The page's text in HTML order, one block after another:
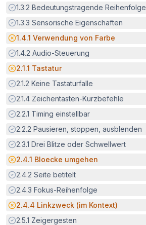
Erfüllt:
1.3.2 Bedeutungstragende Reihenfolge
Erfüllt:
1.3.3 Sensorische Eigenschaften
Potenzielle Barriere:
1.4.1 Verwendung von Farbe
Erfüllt:
1.4.2 Audio-Steuerung
Potenzielle Barriere:
2.1.1 Tastatur
Erfüllt:
2.1.2 Keine Tastaturfalle
Erfüllt:
2.1.4 Zeichentasten-Kurzbefehle
Erfüllt:
2.2.1 Timing einstellbar
Erfüllt:
2.2.2 Pausieren, stoppen, ausblenden
Erfüllt:
2.3.1 Drei Blitze oder Schwellwert
Potenzielle Barriere:
2.4.1 Bloecke umgehen
Erfüllt:
2.4.2 Seite betitelt
Erfüllt:
2.4.3 Fokus-Reihenfolge
Potenzielle Barriere:
2.4.4 Linkzweck (im Kontext)
Erfüllt:
2.5.1 Zeigergesten